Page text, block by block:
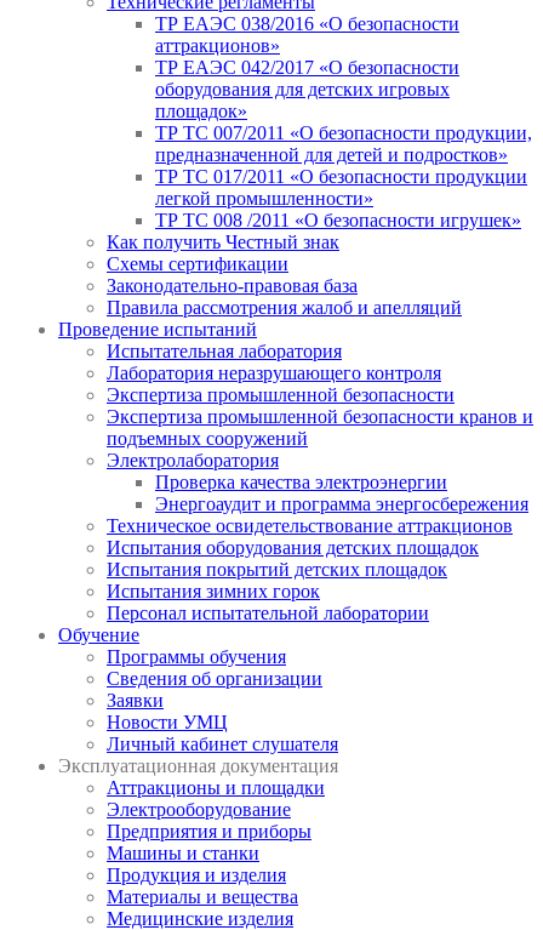
ТР ЕАЭС 038/2016 «О безопасности
аттракционов»
ТР ЕАЭС 042/2017 «О безопасности
оборудования для детских игровых
площадок»
ТР ТС 007/2011 «О безопасности продукции,
предназначенной для детей и подростков»
ТР ТС 017/2011 «О безопасности продукции
легкой промышленности»
ТР ТС 008 /2011 «О безопасности игрушек»
Как получить Честный знак
Схемы сертификации
Законодательно-правовая база
Правила рассмотрения жалоб и апелляций
Проведение испытаний
Испытательная лаборатория
Лаборатория неразрушающего контроля
Экспертиза промышленной безопасности
Экспертиза промышленной безопасности кранов и
подъемных сооружений
Электролаборатория
Проверка качества электроэнергии
Энергоаудит и программа энергосбережения
Техническое освидетельствование аттракционов
Испытания оборудования детских площадок
Испытания покрытий детских площадок
Испытания зимних горок
Персонал испытательной лаборатории
Обучение
Программы обучения
Сведения об организации
Заявки
Новости УМЦ
Личный кабинет слушателя
Эксплуатационная документация
Аттракционы и площадки
Электрооборудование
Предприятия и приборы
Машины и станки
Продукция и изделия
Материалы и вещества
Медицинские изделия